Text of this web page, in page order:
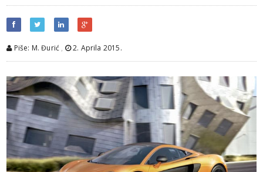
Piše: M. Đurić , 2. Aprila 2015.